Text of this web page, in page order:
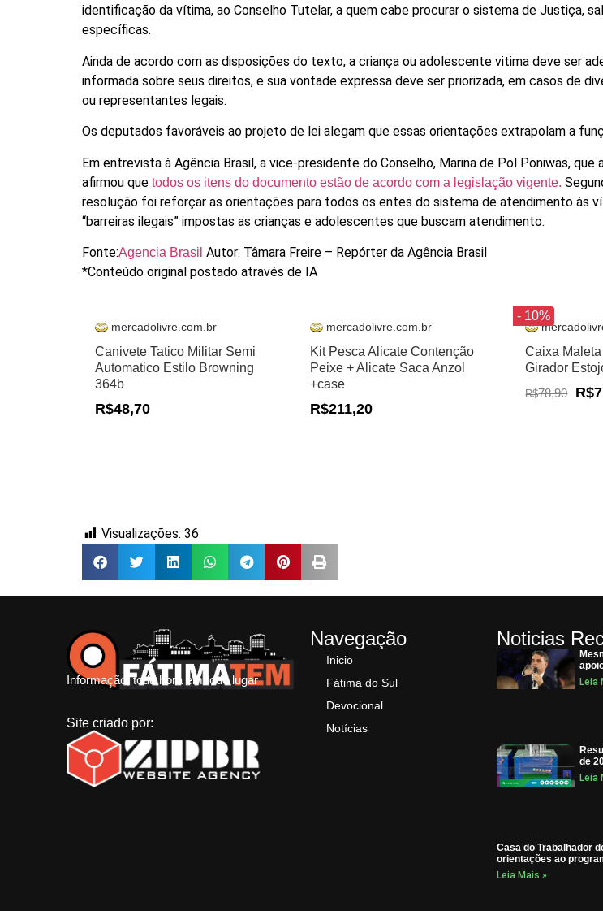
identificação da vítima, ao Conselho Tutelar, a quem cabe procurar o sistema de Justiça,
específicas.
Ainda de acordo com as disposições do texto, a criança ou adolescente vitima deve ser
informada sobre seus direitos, e sua vontade expressa deve ser priorizada, em casos de
ou representantes legais.
Os deputados favoráveis ao projeto de lei alegam que essas orientações extrapolam a
Em entrevista à Agência Brasil, a vice-presidente do Conselho, Marina de Pol Poniwas, que
afirmou quetodos os itens do documento estão de acordo com a legislação vigente.
resolução foi reforçar as orientações para todos os entes do sistema de atendimento às
“barreiras ilegais” impostas as crianças e adolescentes que buscam atendimento.
Fonte:Agencia BrasilAutor: Tâmara Freire – Repórter da Agência Brasil
*Conteúdo original postado através de IA
mercadolivre.com.br
Canivete Tatico Militar Semi
Automatico Estilo Browning
364b
R$48,70
mercadolivre.com.br
Kit Pesca Alicate Contenção
Peixe + Alicate Saca Anzol
+case
R$211,20
- 10%
Caixa
Girador
R$78,90
Visualizações: 36
Informação, toda hora em todo lugar
Site criado por:
Navegação
Inicio
Fátima do Sul
Devocional
Notícias
Noticias
Leia
de
Leia
Casa do Trabalhador
orientações ao
Leia Mais »